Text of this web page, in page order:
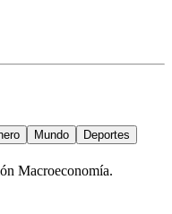
Mundo
Deportes
Macroeconomía.